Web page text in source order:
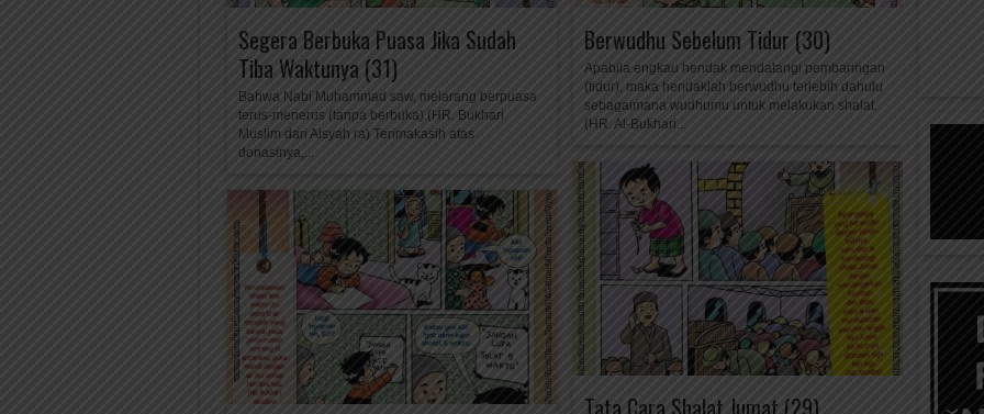
Segera Berbuka Puasa Jika Sudah
Tiba Waktunya (31)
Bahwa Nabi Muhammad saw, melarang berpuasa
terus-menerus (tanpa berbuka).(HR. Bukhari
Muslim dari Aisyah ra) Terimakasih atas
donasinya,...
Berwudhu Sebelum Tidur (30)
Apabila engkau hendak mendatangi pembaringan
(tidur), maka hendaklah berwudhu terlebih dahulu
sebagaimana wudhumu untuk melakukan shalat.
(HR. Al-Bukhari...
Tata Cara Shalat Jumat (29)